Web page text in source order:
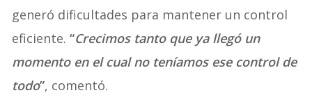
generó dificultades para mantener un control
eficiente. “Crecimos tanto que ya llegó un
momento en el cual no teníamos ese control de
todo”, comentó.